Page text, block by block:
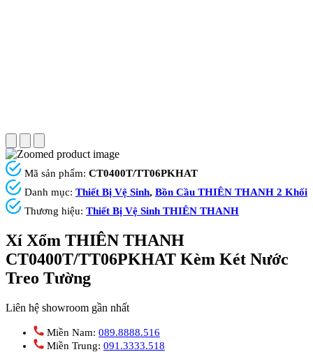
Mã sản phẩm: CT0400T/TT06PKHAT
Danh mục: Thiết Bị Vệ Sinh, Bồn Cầu THIÊN THANH 2 Khối
Thương hiệu: Thiết Bị Vệ Sinh THIÊN THANH
Xí Xổm THIÊN THANH
CT0400T/TT06PKHAT Kèm Két Nước
Treo Tường
Liên hệ showroom gần nhất
Miền Nam: 089.8888.516
Miền Trung: 091.3333.518